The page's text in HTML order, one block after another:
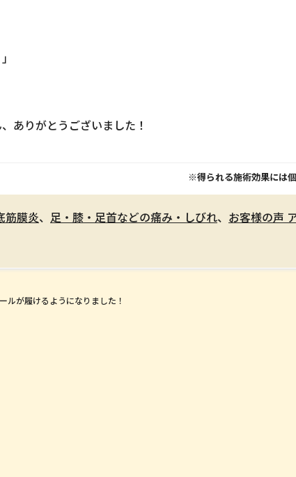
ありがとうございました！
※得られる施術効果には個
筋膜炎、 足・膝・足首などの痛み・しびれ、 お客様の声
ルが履けるようになりました！